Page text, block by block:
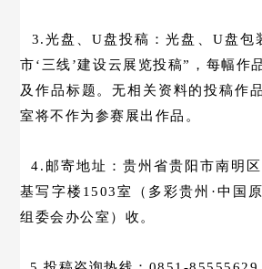
3.光盘、U盘投稿：光盘、U盘包
市‘三线’建设云展览投稿”，每幅作
及作品标题。无相关资料的投稿作
室将不作为参赛展出作品。
4.邮寄地址：贵州省贵阳市南明
基写字楼1503室（多彩贵州·中国
组委会办公室）收。